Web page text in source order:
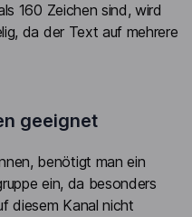
160 Zeichen sind, wird
da der Text auf mehrere
geeignet
benötigt man ein
ein, da besonders
diesem Kanal nicht